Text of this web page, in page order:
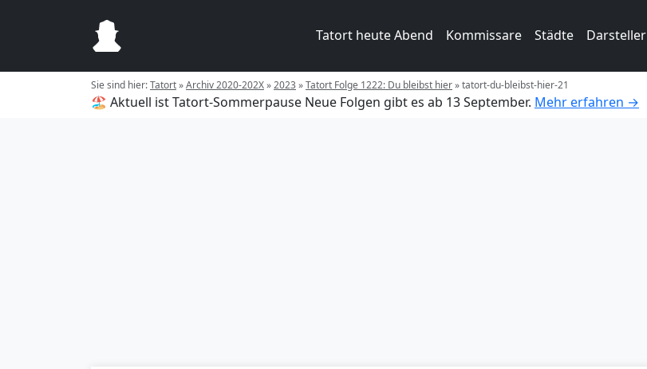
Tatort heute Abend Kommissare Städte Darsteller
Sie sind hier:Tatort»Archiv 2020-202X»2023»Tatort Folge 1222: Du bleibst hier»tatort-du-bleibst-hier-21
🏖️ Aktuell ist Tatort-Sommerpause Neue Folgen gibt es ab 13 September. Mehr erfahren →